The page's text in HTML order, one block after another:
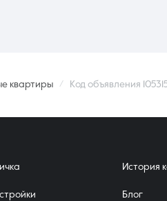
квартиры Код объявления
История
Блог